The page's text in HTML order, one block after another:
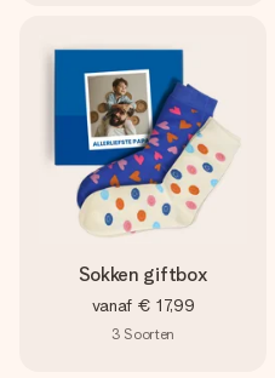
Sokken giftbox
vanaf € 17,99
3 Soorten